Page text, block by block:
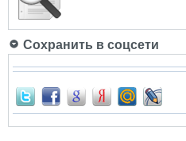
Сохранить в соцсети